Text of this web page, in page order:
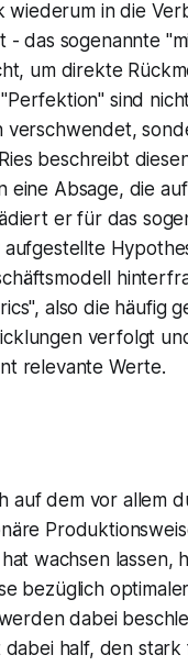
in die
das sogenannte
um direkte
sind
verschwendet,
beschreibt
eine Absage, die
er für das
also die häufig
verfolgt
relevante Werte.
auf dem vor allem
wachsen lassen,
bezüglich optimaler
dabei
half, den